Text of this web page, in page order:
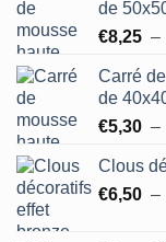
du
de
€8,25 –
Carré
de
€5,30 –
Clous
€6,50 –